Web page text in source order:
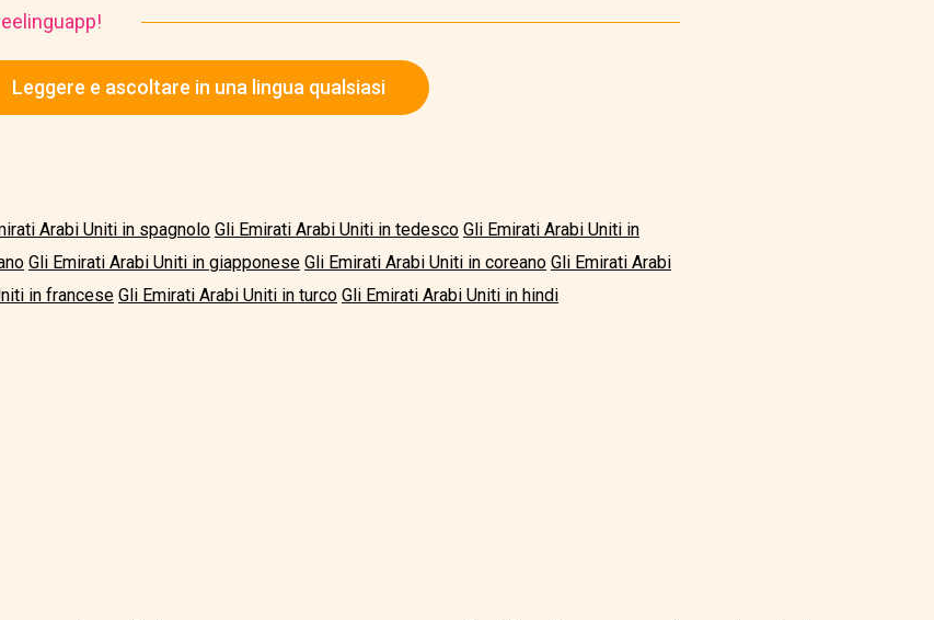
Leggere e ascoltare in una lingua qualsiasi
Arabi Uniti in spagnolo Gli Emirati Arabi Uniti in tedesco Gli Emirati Arabi Uniti in
Gli Emirati Arabi Uniti in giapponese Gli Emirati Arabi Uniti in coreano Gli Emirati Arabi
in francese Gli Emirati Arabi Uniti in turco Gli Emirati Arabi Uniti in hindi